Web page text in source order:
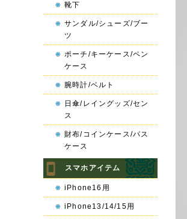
靴下
サンダル/シューズ/ブー
ツ
ポーチ/キーケース/ペン
ケース
腕時計/ベルト
日傘/レイングッズ/セン
ス
財布/コインケース/パス
ケース
スマホアイテム
iPhone16用
iPhone13/14/15用